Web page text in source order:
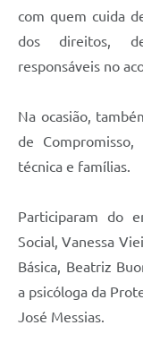
com quem cuida
dos direitos,
responsáveis no
Na ocasião,
de
técnica e famílias.
Participaram do
Social, Vanessa
Básica, Beatriz
a psicóloga da
José Messias.